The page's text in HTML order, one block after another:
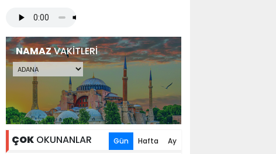
NAMAZVAKİTLERİ
ÇOK OKUNANLAR Gün Hafta Ay